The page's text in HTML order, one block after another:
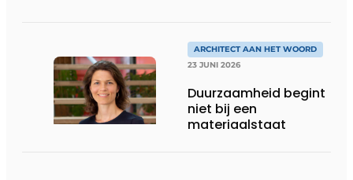
DE LEEFKEUKEN VAN DE
TOEKOMST
ARCHITECT AAN HET WOORD
23 JUNI 2026
Duurzaamheid begint
niet bij een
materiaalstaat